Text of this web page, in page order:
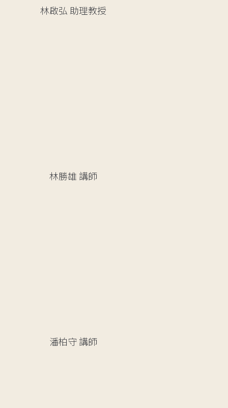
林啟弘 助理教授
林勝雄 講師
潘柏守講師